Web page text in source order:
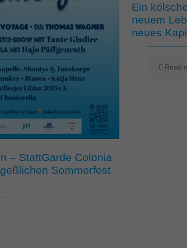
– StattGarde Colonia
Sommerfest
Ein
neuem
neues
Read